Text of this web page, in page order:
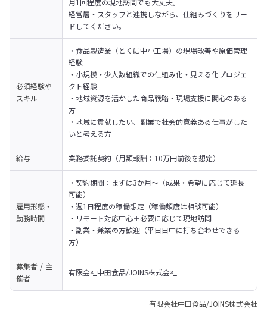
月1回程度の現地訪問でも大丈夫。
経営層・スタッフと連携しながら、仕組みづくりをリー
ドしてください。
必須経験や
スキル
・食品製造業（とくに中小工場）の現場改善や原価管理
経験
・小規模・少人数組織での仕組み化・見える化プロジェ
クト経験
・地域資源を活かした商品戦略・現場支援に関心のある
方
・地域に貢献したい、副業で社会的意義ある仕事がした
いと考える方
給与 業務委託契約（月額報酬：10万円前後を想定）
雇用形態・
勤務時間
・契約期間：まずは3か月～（成果・希望に応じて延長
可能）
・週1日程度の稼働想定（稼働頻度は相談可能）
・リモート対応中心＋必要に応じて現地訪問
・副業・兼業の方歓迎（平日日中に打ち合わせできる
方）
募集者 / 主
催者
有限会社中田食品/JOINS株式会社
有限会社中田食品/JOINS株式会社